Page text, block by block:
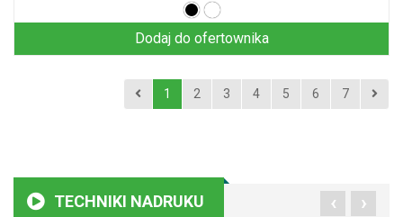
Dodaj do ofertownika
1 2 3 4 5 6 7
TECHNIKI NADRUKU ‹ ›